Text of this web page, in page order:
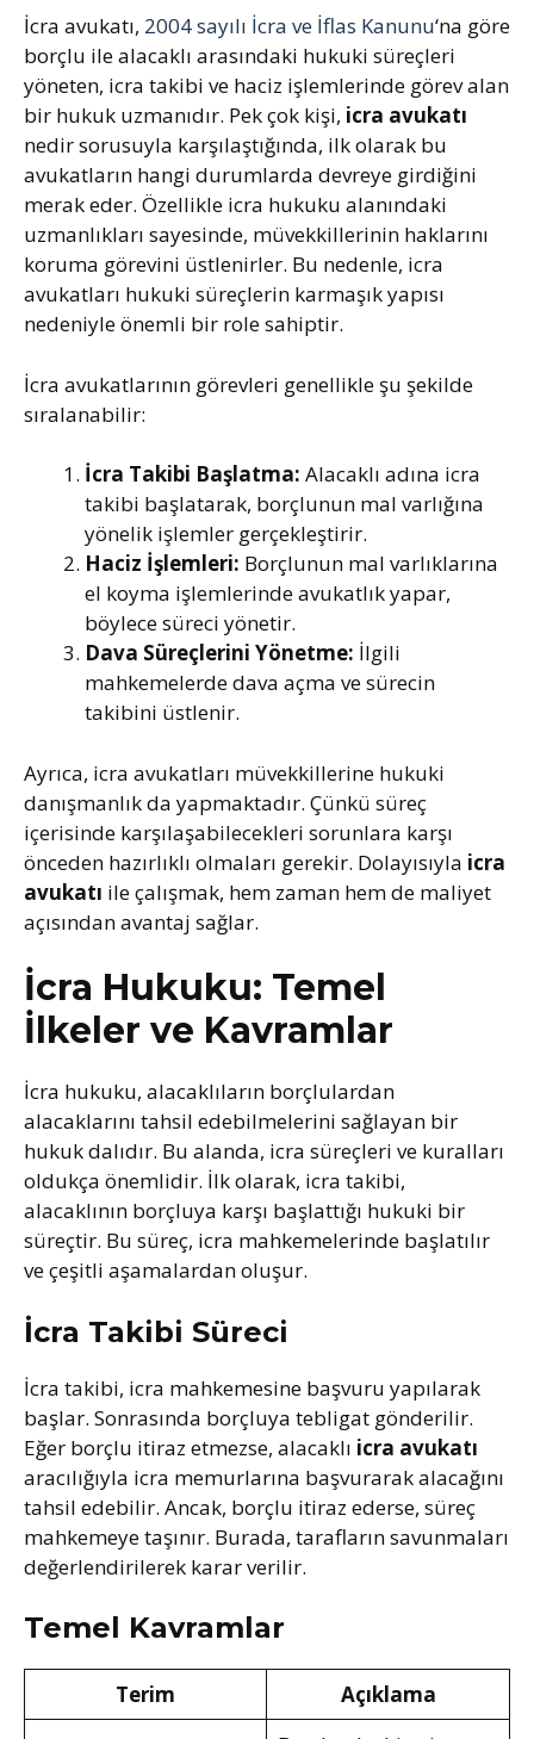
İcra avukatı, 2004 sayılı İcra ve İflas Kanunu‘na göre
borçlu ile alacaklı arasındaki hukuki süreçleri
yöneten, icra takibi ve haciz işlemlerinde görev alan
bir hukuk uzmanıdır. Pek çok kişi, icra avukatı
nedir sorusuyla karşılaştığında, ilk olarak bu
avukatların hangi durumlarda devreye girdiğini
merak eder. Özellikle icra hukuku alanındaki
uzmanlıkları sayesinde, müvekkillerinin haklarını
koruma görevini üstlenirler. Bu nedenle, icra
avukatları hukuki süreçlerin karmaşık yapısı
nedeniyle önemli bir role sahiptir.
İcra avukatlarının görevleri genellikle şu şekilde
sıralanabilir:
İcra Takibi Başlatma: Alacaklı adına icra
takibi başlatarak, borçlunun mal varlığına
yönelik işlemler gerçekleştirir.
Haciz İşlemleri: Borçlunun mal varlıklarına
el koyma işlemlerinde avukatlık yapar,
böylece süreci yönetir.
Dava Süreçlerini Yönetme: İlgili
mahkemelerde dava açma ve sürecin
takibini üstlenir.
Ayrıca, icra avukatları müvekkillerine hukuki
danışmanlık da yapmaktadır. Çünkü süreç
içerisinde karşılaşabilecekleri sorunlara karşı
önceden hazırlıklı olmaları gerekir. Dolayısıyla icra
avukatı ile çalışmak, hem zaman hem de maliyet
açısından avantaj sağlar.
İcra Hukuku: Temel
İlkeler ve Kavramlar
İcra hukuku, alacaklıların borçlulardan
alacaklarını tahsil edebilmelerini sağlayan bir
hukuk dalıdır. Bu alanda, icra süreçleri ve kuralları
oldukça önemlidir. İlk olarak, icra takibi,
alacaklının borçluya karşı başlattığı hukuki bir
süreçtir. Bu süreç, icra mahkemelerinde başlatılır
ve çeşitli aşamalardan oluşur.
İcra Takibi Süreci
İcra takibi, icra mahkemesine başvuru yapılarak
başlar. Sonrasında borçluya tebligat gönderilir.
Eğer borçlu itiraz etmezse, alacaklı icra avukatı
aracılığıyla icra memurlarına başvurarak alacağını
tahsil edebilir. Ancak, borçlu itiraz ederse, süreç
mahkemeye taşınır. Burada, tarafların savunmaları
değerlendirilerek karar verilir.
Temel Kavramlar
Terim Açıklama